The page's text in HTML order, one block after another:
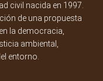
civil nacida en 1997.
de una propuesta
la democracia,
ambiental,
entorno.